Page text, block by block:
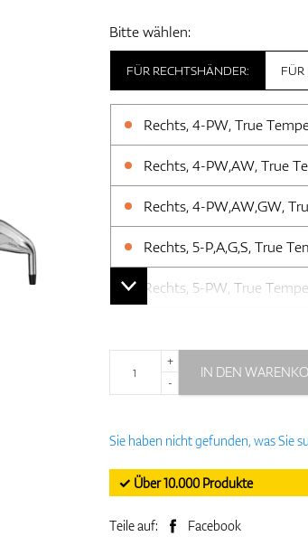
Bitte wählen:
FÜR RECHTSHÄNDER:
Rechts, 4-PW, True
Rechts, 4-PW,AW, True
Rechts, 4-PW,AW,GW,
Rechts, 5-P,A,G,S, True
Rechts, 5-PW, True
FÜR
+
-
IN DEN
Sie haben nicht gefunden, was Sie
✓ Über 10.000 Produkte
Teile auf: Facebook